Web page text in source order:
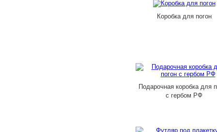
Коробка для погон
Подарочная коробка для
с гербом РФ